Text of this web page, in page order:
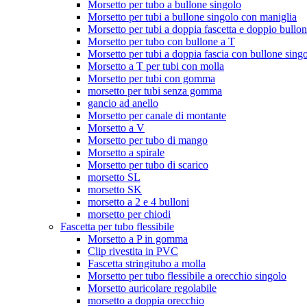
Morsetto per tubo a bullone singolo
Morsetto per tubi a bullone singolo con maniglia
Morsetto per tubi a doppia fascetta e doppio
Morsetto per tubo con bullone a T
Morsetto per tubi a doppia fascia con bullone
Morsetto a T per tubi con molla
Morsetto per tubi con gomma
morsetto per tubi senza gomma
gancio ad anello
Morsetto per canale di montante
Morsetto a V
Morsetto per tubo di mango
Morsetto a spirale
Morsetto per tubo di scarico
morsetto SL
morsetto SK
morsetto a 2 e 4 bulloni
morsetto per chiodi
Fascetta per tubo flessibile
Morsetto a P in gomma
Clip rivestita in PVC
Fascetta stringitubo a molla
Morsetto per tubo flessibile a orecchio singolo
Morsetto auricolare regolabile
morsetto a doppia orecchio